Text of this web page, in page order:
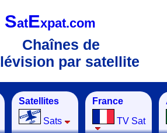
SatExpat.com
Chaînes de
par satellite
Satellites
Sats
France
TV Sat